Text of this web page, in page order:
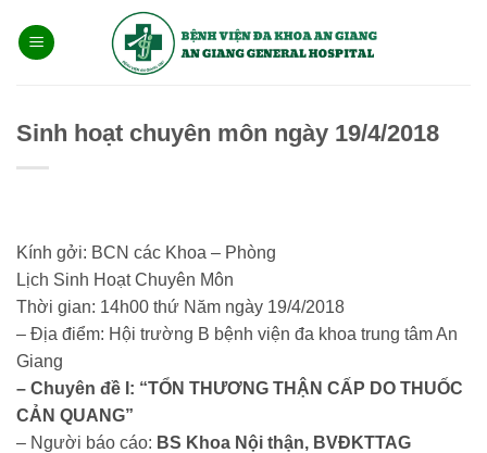
qua
Sinh hoạt chuyên môn ngày 19/4/2018
Kính gởi: BCN các Khoa – Phòng
Lịch Sinh Hoạt Chuyên Môn
Thời gian: 14h00 thứ Năm ngày 19/4/2018
– Địa điểm: Hội trường B bệnh viện đa khoa trung tâm An
Giang
– Chuyên đề I: “TỔN THƯƠNG THẬN CẤP DO THUỐC
CẢN QUANG”
– Người báo cáo: BS Khoa Nội thận, BVĐKTTAG